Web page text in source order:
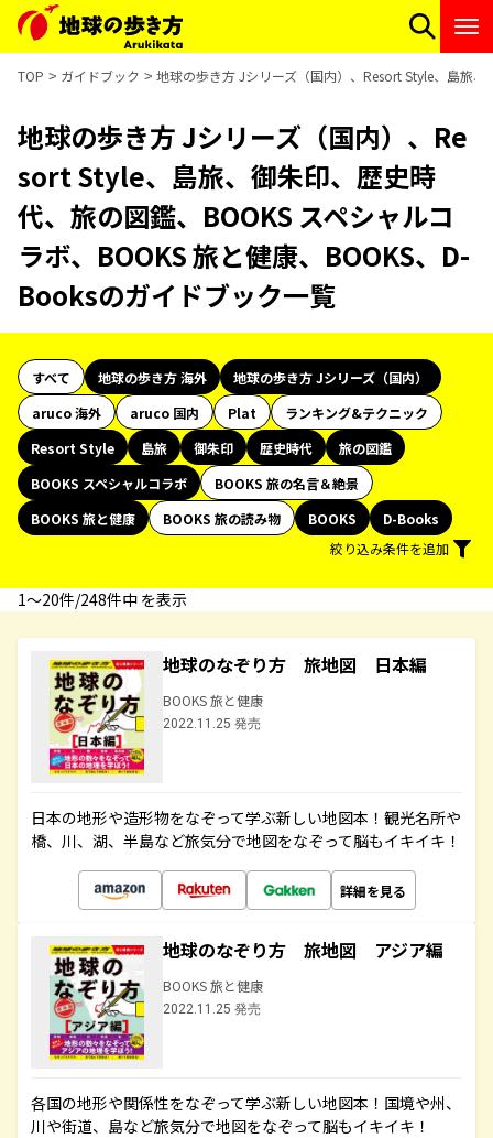
TOP ガイドブック 地球の歩き方 Jシリーズ（国内）、Resort Style、島旅
地球の歩き方 Jシリーズ（国内）、Re
sort Style、島旅、御朱印、歴史時
代、旅の図鑑、BOOKS スペシャルコ
ラボ、BOOKS 旅と健康、BOOKS、D-
Booksのガイドブック一覧
すべて 地球の歩き方 海外
地球の歩き方 Jシリーズ（国内）
aruco 海外
aruco 国内 Plat
ランキング&テクニック
Resort Style
島旅 御朱印 歴史時代
旅の図鑑
BOOKS スペシャルコラボ
BOOKS 旅の名言＆絶景
BOOKS 旅と健康
BOOKS 旅の読み物 BOOKS
D-Books
絞り込み条件を追加
1〜20件/248件中 を表示
地球のなぞり方 旅地図 日本編
BOOKS 旅と健康
2022.11.25 発売
日本の地形や造形物をなぞって学ぶ新しい地図本！観光名所や
橋、川、湖、半島など旅気分で地図をなぞって脳もイキイキ！
詳細を見る
地球のなぞり方 旅地図 アジア編
BOOKS 旅と健康
2022.11.25 発売
各国の地形や関係性をなぞって学ぶ新しい地図本！国境や州、
川や街道、島など旅気分で地図をなぞって脳もイキイキ！